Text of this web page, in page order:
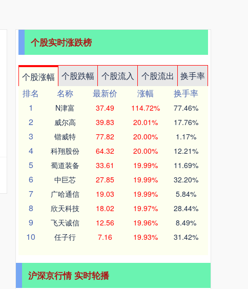
个股实时涨跌榜
个股涨幅 个股跌幅 个股流入 个股流出
换手率
排名
名称 最新价 涨幅
换手率
1
N津富 37.49 114.72% 77.46%
2 威尔高 39.83 20.01% 17.76%
3 锴威特 77.82 20.00% 1.17%
4 科翔股份 64.32 20.00% 12.21%
5 蜀道装备 33.61 19.99% 11.69%
6 中巨芯 27.85 19.99% 32.20%
7 广哈通信 19.03 19.99% 5.84%
8 欣天科技 18.02 19.97% 28.44%
9 飞天诚信 12.56 19.96% 8.49%
10 任子行 7.16 19.93% 31.42%
沪深京行情 实时轮播